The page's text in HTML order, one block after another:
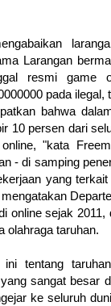
Larangan
resmi game
pada ilegal,
bahwa
10 persen dari
"kata
- di samping
yang
online sejak
olahraga taruhan.
ini tentang
sangat besar
ke seluruh